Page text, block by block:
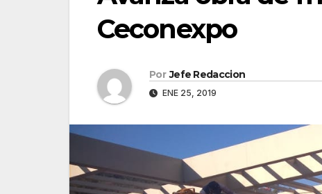
Ceconexpo
Por Jefe Redaccion
ENE 25, 2019